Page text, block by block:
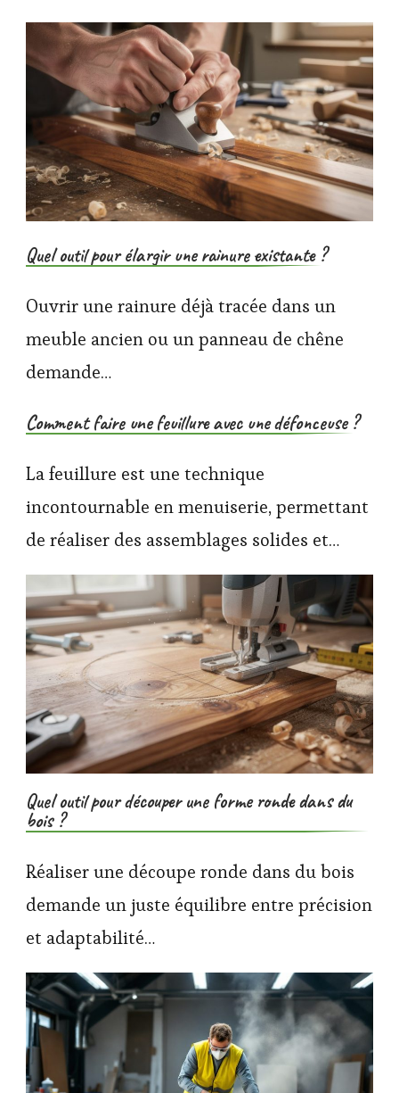
Quel outil pour élargir une rainure existante ?
Ouvrir une rainure déjà tracée dans un
meuble ancien ou un panneau de chêne
demande…
Comment faire une feuillure avec une défonceuse ?
La feuillure est une technique
incontournable en menuiserie, permettant
de réaliser des assemblages solides et…
Quel outil pour découper une forme ronde dans du
bois ?
Réaliser une découpe ronde dans du bois
demande un juste équilibre entre précision
et adaptabilité…